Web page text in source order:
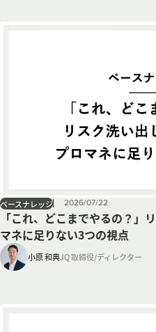
「これ、どこまでやるの？」
マネに足りない3つの視点
ベースナレッジ 2026/07/22
小原 和典JQ 取締役/ディレクター